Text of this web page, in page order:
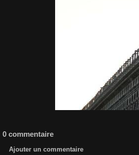
0 commentaire
Ajouter un commentaire